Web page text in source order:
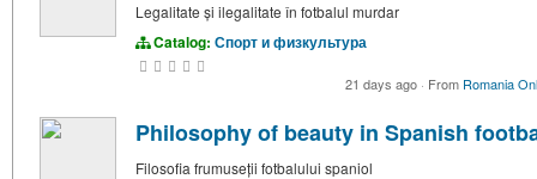
Legalitate și ilegalitate în fotbalul murdar
Catalog: Спорт и физкультура
21 days ago · From Romania
Philosophy of beauty in Spanish
Filosofia frumuseții fotbalului spaniol